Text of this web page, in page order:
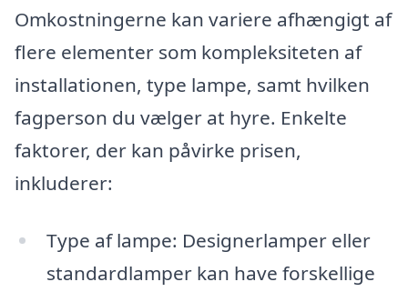
Omkostningerne kan variere afhængigt af
flere elementer som kompleksiteten af
installationen, type lampe, samt hvilken
fagperson du vælger at hyre. Enkelte
faktorer, der kan påvirke prisen,
inkluderer:
Type af lampe: Designerlamper eller
standardlamper kan have forskellige